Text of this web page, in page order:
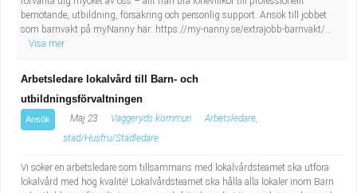
bemötande, utbildning, försäkring och personlig support. Ansök till jobbet
som barnvakt på myNanny här: https://my-nanny.se/extrajobb-barnvakt/...
Visa mer
Arbetsledare lokalvård till Barn- och
utbildningsförvaltningen
Ansök Maj 23 Vaggeryds kommun
Arbetsledare,
städ/Husfru/Städledare
Vi söker en arbetsledare som tillsammans med lokalvårdsteamet ska utföra
lokalvård med hög kvalité! Lokalvårdsteamet ska hålla alla lokaler inom Barn